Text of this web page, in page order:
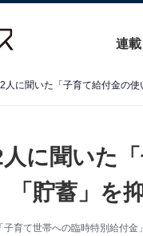
連載
人に聞いた「子育て給付金の
に聞いた
「貯蓄」を
育て世帯への臨時特別給付